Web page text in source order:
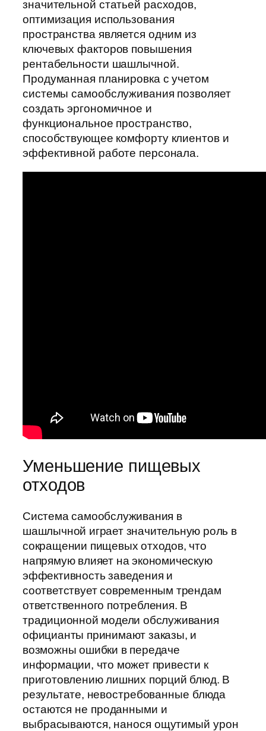
значительной статьей расходов,
оптимизация использования
пространства является одним из
ключевых факторов повышения
рентабельности шашлычной.
Продуманная планировка с учетом
системы самообслуживания позволяет
создать эргономичное и
функциональное пространство,
способствующее комфорту клиентов и
эффективной работе персонала.
Уменьшение пищевых
отходов
Система самообслуживания в
шашлычной играет значительную роль в
сокращении пищевых отходов, что
напрямую влияет на экономическую
эффективность заведения и
соответствует современным трендам
ответственного потребления. В
традиционной модели обслуживания
официанты принимают заказы, и
возможны ошибки в передаче
информации, что может привести к
приготовлению лишних порций блюд. В
результате, невостребованные блюда
остаются не проданными и
выбрасываются, нанося ощутимый урон